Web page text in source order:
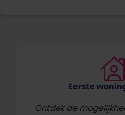
Eerste
Ontdek de